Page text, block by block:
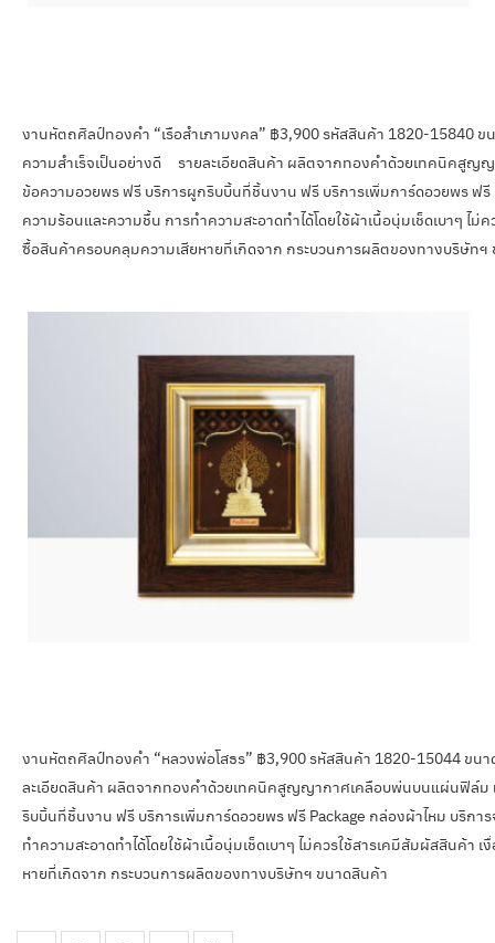
งานหัตถศิลป์ทองคำ “เรือสำเภามงคล” ฿3,900 รหัสสินค้า 1820-15840
ความสำเร็จเป็นอย่างดี รายละเอียดสินค้า ผลิตจากทองคำด้วยเทคนิคสูญ
ข้อความอวยพร ฟรี บริการผูกริบบิ้นที่ชิ้นงาน ฟรี บริการเพิ่มการ์ดอวยพร ฟ
ความร้อนและความชื้น การทำความสะอาดทำได้โดยใช้ผ้าเนื้อนุ่มเช็ดเบาๆ ไ
ซื้อสินค้าครอบคลุมความเสียหายที่เกิดจาก กระบวนการผลิตของทางบริษัทฯ
งานหัตถศิลป์ทองคำ “หลวงพ่อโสธร” ฿3,900 รหัสสินค้า 1820-15044 ข
ละเอียดสินค้า ผลิตจากทองคำด้วยเทคนิคสูญญากาศเคลือบพ่นบนแผ่นฟิล์ม
ริบบิ้นที่ชิ้นงาน ฟรี บริการเพิ่มการ์ดอวยพร ฟรี Package กล่องผ้าไหม บริก
ทำความสะอาดทำได้โดยใช้ผ้าเนื้อนุ่มเช็ดเบาๆ ไม่ควรใช้สารเคมีสัมผัสสินค้
หายที่เกิดจาก กระบวนการผลิตของทางบริษัทฯ ขนาดสินค้า